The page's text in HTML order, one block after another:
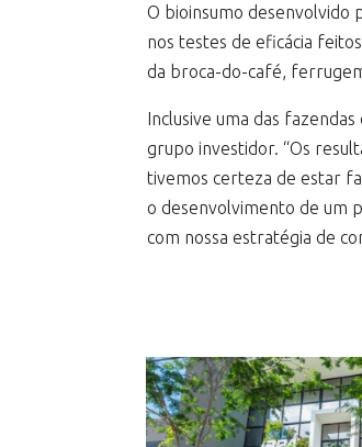
O bioinsumo desenvolvido
nos testes de eficácia
da broca-do-café,
Inclusive uma das
grupo investidor. “Os
tivemos certeza de estar
o desenvolvimento de um
com nossa estratégia de